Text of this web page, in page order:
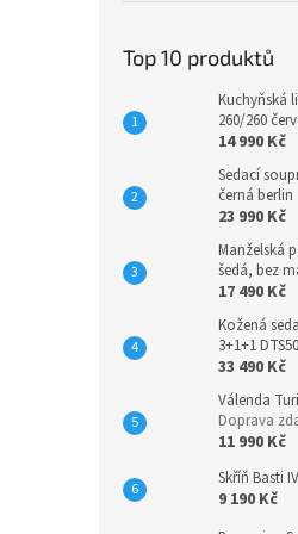
Top 10 produktů
Kuchyňská
260/260
14 990 Kč
Sedací
černá berlin
23 990 Kč
Manželská
šedá, bez
17 490 Kč
Kožená
3+1+1
33 490 Kč
Válenda
Doprava
11 990 Kč
Skříň Basti
9 190 Kč